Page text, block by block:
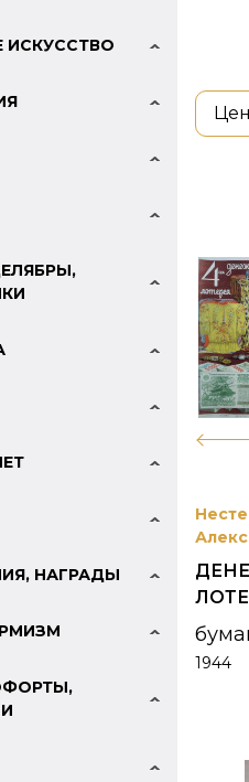
ИСКУССТВО
НАГРАДЫ
1944